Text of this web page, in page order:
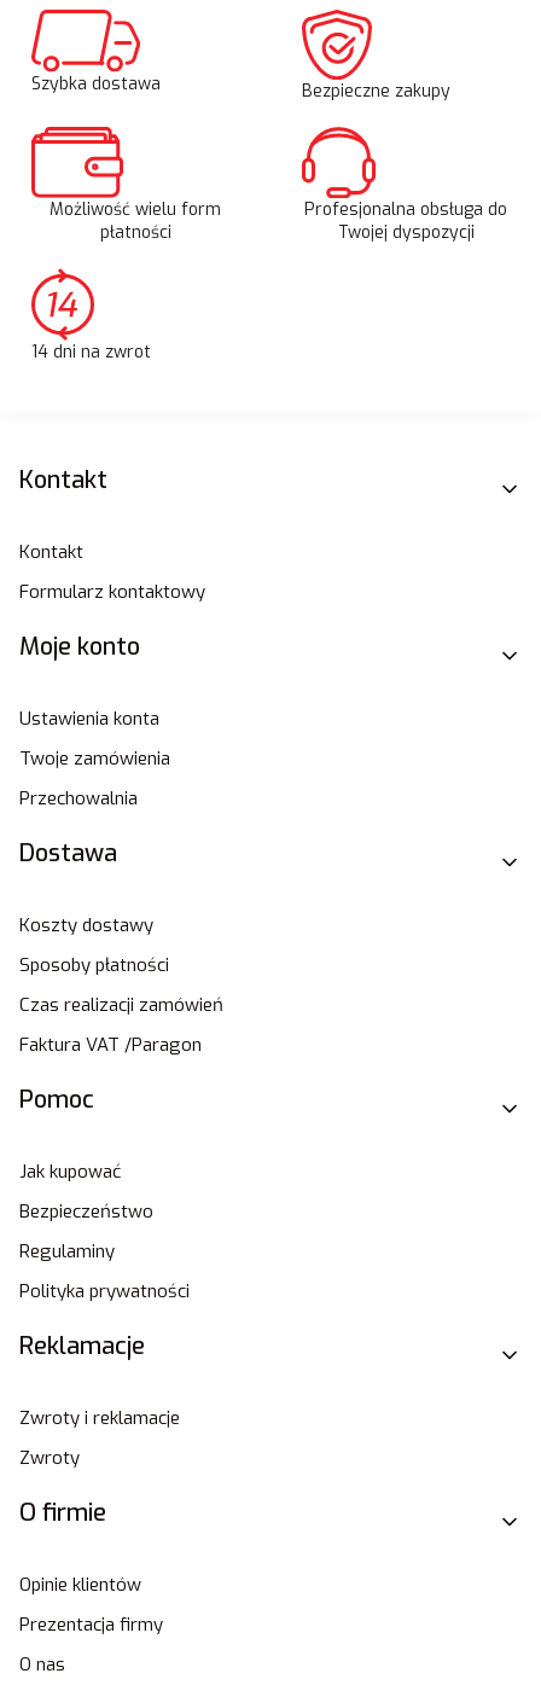
Szybka dostawa Bezpieczne zakupy
Możliwość wielu form
płatności
Profesjonalna obsługa do
Twojej dyspozycji
14 dni na zwrot
Linki w stopce
Kontakt
Kontakt
Formularz kontaktowy
Moje konto
Ustawienia konta
Twoje zamówienia
Przechowalnia
Dostawa
Koszty dostawy
Sposoby płatności
Czas realizacji zamówień
Faktura VAT /Paragon
Pomoc
Jak kupować
Bezpieczeństwo
Regulaminy
Polityka prywatności
Reklamacje
Zwroty i reklamacje
Zwroty
O firmie
Opinie klientów
Prezentacja firmy
O nas